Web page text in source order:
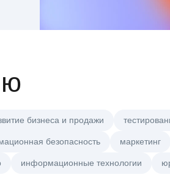
бизнеса и продажи
безопасность маркетинг
информационные технологии